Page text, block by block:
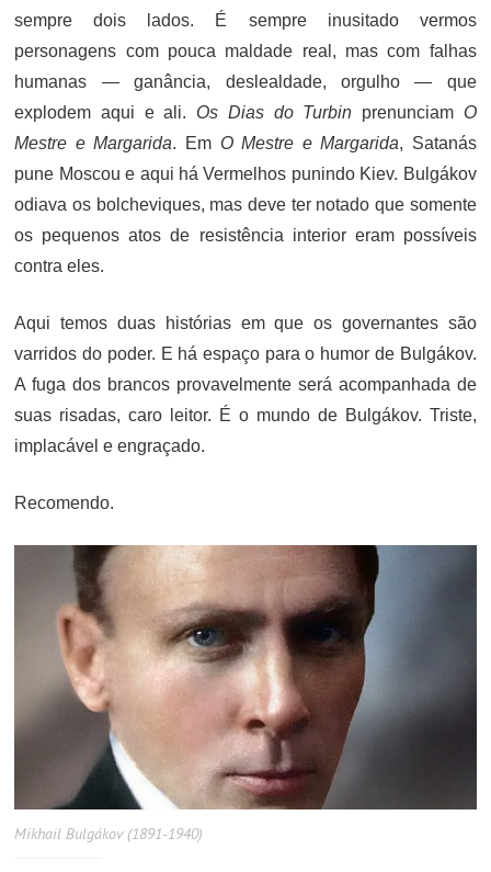
sempre dois lados. É sempre inusitado vermos
personagens com pouca maldade real, mas com falhas
humanas — ganância, deslealdade, orgulho — que
explodem aqui e ali. Os Dias do Turbin prenunciam O
Mestre e Margarida. Em O Mestre e Margarida, Satanás
pune Moscou e aqui há Vermelhos punindo Kiev. Bulgákov
odiava os bolcheviques, mas deve ter notado que somente
os pequenos atos de resistência interior eram possíveis
contra eles.
Aqui temos duas histórias em que os governantes são
varridos do poder. E há espaço para o humor de Bulgákov.
A fuga dos brancos provavelmente será acompanhada de
suas risadas, caro leitor. É o mundo de Bulgákov. Triste,
implacável e engraçado.
Recomendo.
Mikhail Bulgákov (1891-1940)